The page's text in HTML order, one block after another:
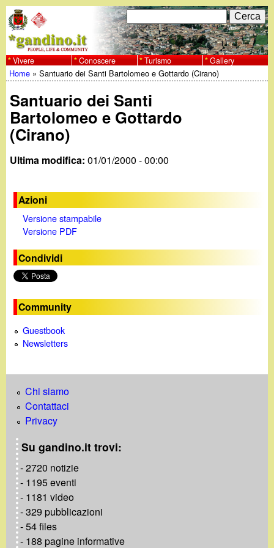
al
contenuto
principale
w
w
w
.
g
a
n
d
n
F
o
r
m
d
i
r
a
C
e
r
c
a
Vivere Conoscere Turismo Gallery
Tu
sei
qui
Home »Santuario dei Santi Bartolomeo e Gottardo (Cirano)
Santuario dei Santi
Bartolomeo e Gottardo
(Cirano)
Ultima modifica:01/01/2000 - 00:00
Azioni
Versione stampabile
Versione PDF
Condividi
Community
Guestbook
Newsletters
Chi siamo
Contattaci
Privacy
Su gandino.it trovi:
- 2720 notizie
- 1195 eventi
- 1181 video
- 329 pubblicazioni
- 54 files
- 188 pagine informative